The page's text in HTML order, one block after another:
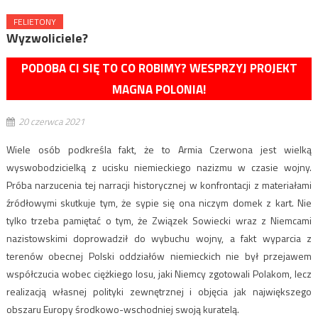
FELIETONY
Wyzwoliciele?
PODOBA CI SIĘ TO CO ROBIMY? WESPRZYJ PROJEKT
MAGNA POLONIA!
20 czerwca 2021
Wiele osób podkreśla fakt, że to Armia Czerwona jest wielką
wyswobodzicielką z ucisku niemieckiego nazizmu w czasie wojny.
Próba narzucenia tej narracji historycznej w konfrontacji z materiałami
źródłowymi skutkuje tym, że sypie się ona niczym domek z kart. Nie
tylko trzeba pamiętać o tym, że Związek Sowiecki wraz z Niemcami
nazistowskimi doprowadził do wybuchu wojny, a fakt wyparcia z
terenów obecnej Polski oddziałów niemieckich nie był przejawem
współczucia wobec ciężkiego losu, jaki Niemcy zgotowali Polakom, lecz
realizacją własnej polityki zewnętrznej i objęcia jak największego
obszaru Europy środkowo-wschodniej swoją kuratelą.